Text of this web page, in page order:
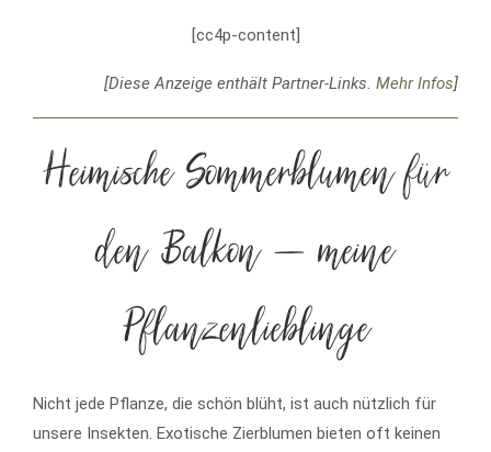
[cc4p-content]
[Diese Anzeige enthält Partner-Links. Mehr Infos]
Heimische Sommerblumen für
den Balkon – meine
Pflanzenlieblinge
Nicht jede Pflanze, die schön blüht, ist auch nützlich für
unsere Insekten. Exotische Zierblumen bieten oft keinen